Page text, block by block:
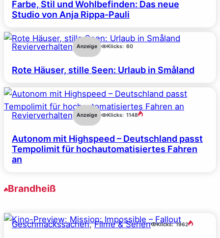
Farbe, Stil und Wohlbefinden: Das neue
Studio von Anja Rippa-Pauli
Revierverhalten Anzeige Klicks: 60
Rote Häuser, stille Seen: Urlaub in Småland
Revierverhalten Anzeige Klicks: 1148
Autonom mit Highspeed – Deutschland passt
Tempolimit für hochautomatisiertes Fahren
an
Brandheiß
Geschmackssachen, Filme & Serien Klicks: 1962